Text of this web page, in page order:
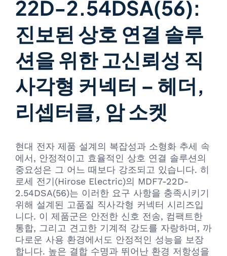
22D-2.54DSA(56):
진보된 상호 연결 솔루
션을 위한 고신뢰성 직
사각형 커넥터 – 헤더,
리셉터클, 암 소켓
현대 전자 제품 설계의 복잡성과 소형화 추세 속
에서, 안정적이고 효율적인 상호 연결 솔루션의
중요성은 그 어느 때보다 강조되고 있습니다. 히
로세 전기(Hirose Electric)의 MDF7-22D-
2.54DSA(56)는 이러한 요구 사항을 충족시키기
위해 설계된 고품질 직사각형 커넥터 시리즈입
니다. 이 제품군은 안전한 신호 전송, 컴팩트한
통합, 그리고 견고한 기계적 강도를 자랑하며, 까
다로운 사용 환경에서도 안정적인 성능을 보장
합니다. 높은 결합 수명과 뛰어난 환경 저항성을